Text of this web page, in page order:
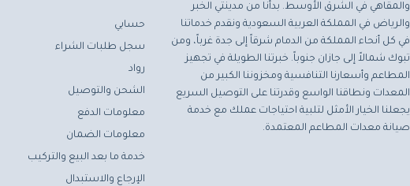
والمقاهي في الشرق الأوسط. بدأنا من مدينتي الخبر
والرياض في المملكة العربية السعودية ونقدم خدماتنا
في كل أنحاء المملكة من الدمام شرقاً إلى جدة غرباً، ومن
تبوك شمالاً إلى جازان جنوباً. خبرتنا الطويلة في تجهيز
المطاعم وأسعارنا التنافسية ومخزوننا الكبير من
المعدات ونطاقنا الواسع وقدرتنا على التوصيل السريع
يجعلنا الخيار الأمثل لتلبية احتياجات عملك مع خدمة
صيانة معدات المطاعم المعتمدة.
حسابي
سجل طلبات الشراء
رواد
الشحن والتوصيل
معلومات الدفع
معلومات الضمان
خدمة ما بعد البيع والتركيب
الإرجاع والاستبدال